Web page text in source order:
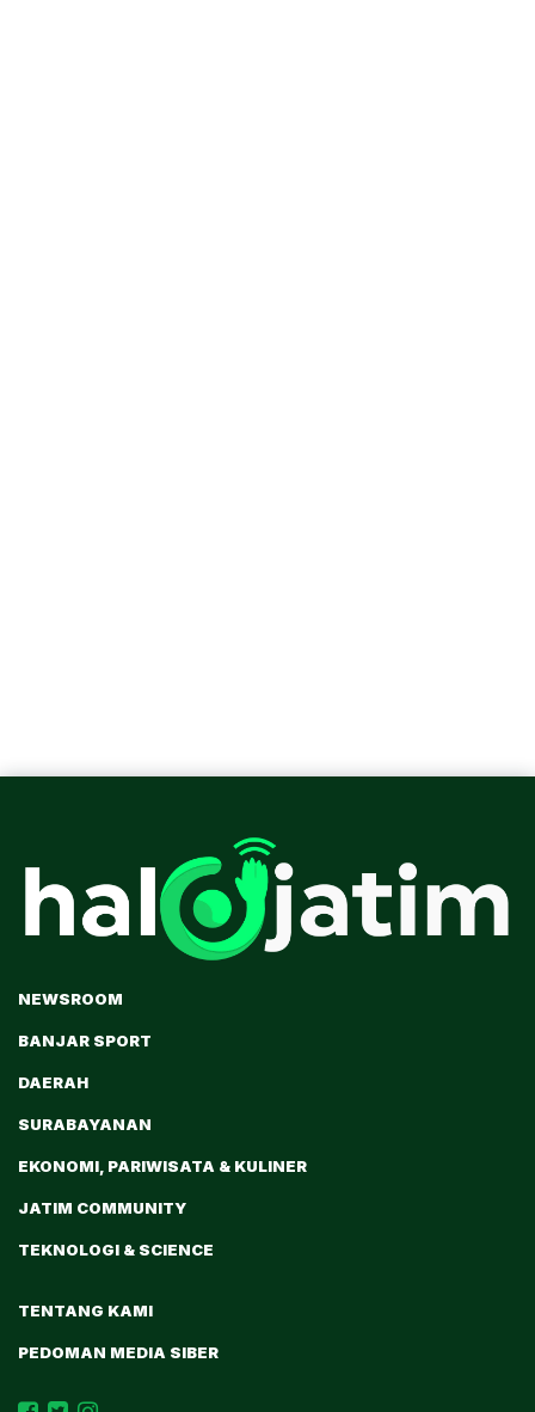
NEWSROOM
BANJAR SPORT
DAERAH
SURABAYANAN
EKONOMI, PARIWISATA & KULINER
JATIM COMMUNITY
TEKNOLOGI & SCIENCE
TENTANG KAMI
PEDOMAN MEDIA SIBER